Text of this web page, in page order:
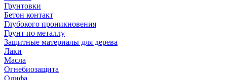
Грунтовки
Бетон контакт
Глубокого проникновения
Грунт по металлу
Защитные материалы для дерева
Лаки
Масла
Огнебиозащита
Олифа